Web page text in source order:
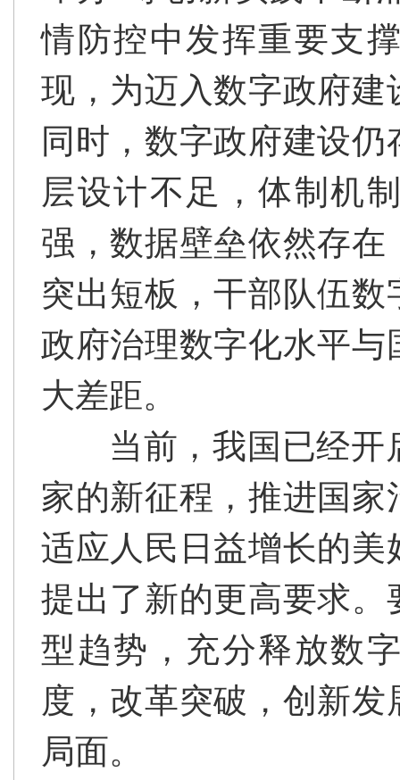
情防控中发挥重要支
现，为迈入数字政府
同时，数字政府建设
层设计不足，体制机
强，数据壁垒依然存
突出短板，干部队伍
政府治理数字化水平
大差距。
当前，我国已经
家的新征程，推进国
适应人民日益增长的
提出了新的更高要求
型趋势，充分释放数
度，改革突破，创新
局面。